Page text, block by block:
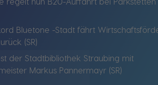
Bluetone -Stadt fährt
(SR)
der Stadtbibliothek Straubing mit
Markus Pannermayr (SR)